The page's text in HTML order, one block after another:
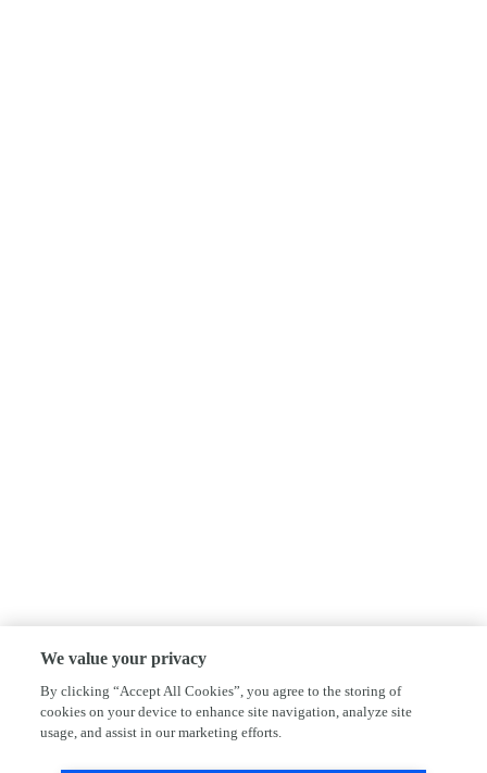
We value your privacy
By clicking “Accept All Cookies”, you agree to the storing of
cookies on your device to enhance site navigation, analyze site
usage, and assist in our marketing efforts.